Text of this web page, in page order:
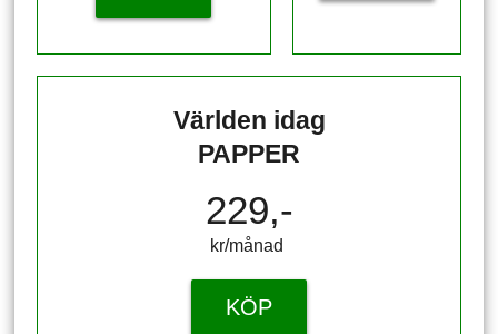
Världen idag
PAPPER
229,-
kr/månad ​​​​​​
KÖP